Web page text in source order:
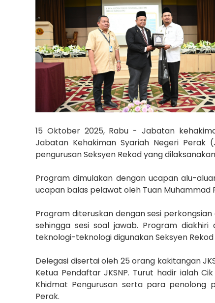
15 Oktober 2025, Rabu - Jabatan
Jabatan Kehakiman Syariah Negeri
pengurusan Seksyen Rekod yang
Program dimulakan dengan ucapan alu-
ucapan balas pelawat oleh Tuan Muhammad
Program diteruskan dengan sesi
sehingga sesi soal jawab. Program
teknologi-teknologi digunakan Seksyen
Delegasi disertai oleh 25 orang kakitangan
Ketua Pendaftar JKSNP. Turut hadir ialah
Khidmat Pengurusan serta para penolong
Perak.